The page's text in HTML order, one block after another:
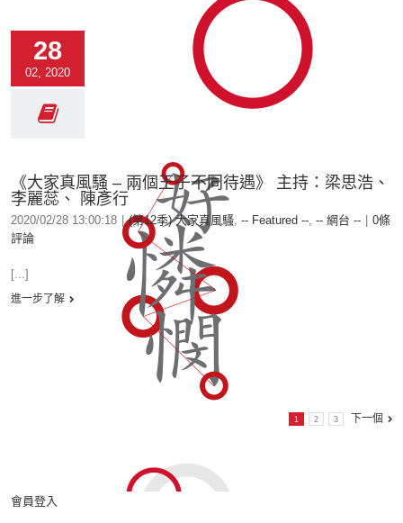
28
02, 2020
《大家真風騷 – 兩個王子不同待遇》 主持：梁思浩、
李麗蕊、 陳彥行
2020/02/28 13:00:18 (第12季) 大家真風騷, -- Featured --, -- 網台 --
0條
評論
[...]
進一步了解
1 2 3 下一個
會員登入